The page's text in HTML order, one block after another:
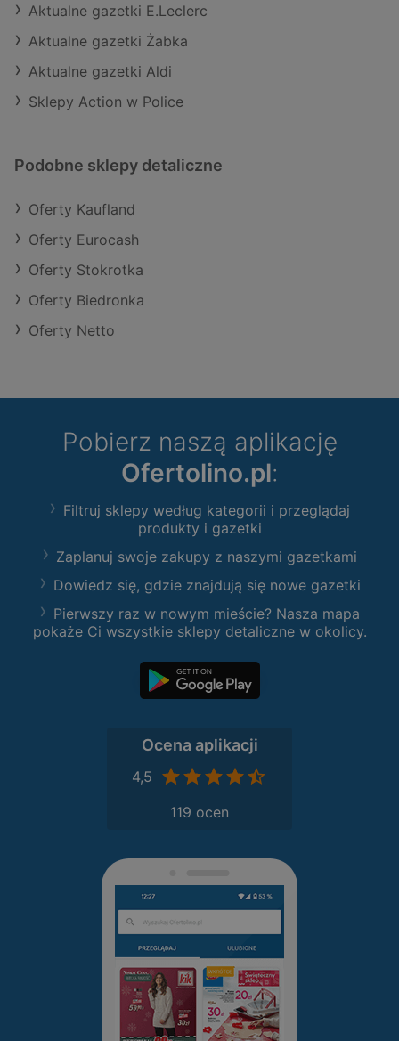
Aktualne gazetki E.Leclerc
Aktualne gazetki Żabka
Aktualne gazetki Aldi
Sklepy Action w Police
Podobne sklepy detaliczne
Oferty Kaufland
Oferty Eurocash
Oferty Stokrotka
Oferty Biedronka
Oferty Netto
Pobierz naszą aplikację
Ofertolino.pl:
Filtruj sklepy według kategorii i przeglądaj
produkty i gazetki
Zaplanuj swoje zakupy z naszymi gazetkami
Dowiedz się, gdzie znajdują się nowe gazetki
Pierwszy raz w nowym mieście? Nasza mapa
pokaże Ci wszystkie sklepy detaliczne w okolicy.
Ocena aplikacji
4,5
119 ocen